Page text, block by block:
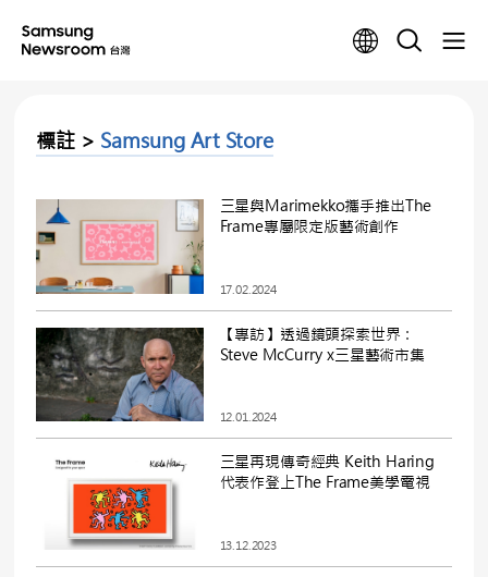
標註 > Samsung Art Store
三星與Marimekko攜手推出The
Frame專屬限定版藝術創作
17.02.2024
【專訪】透過鏡頭探索世界：
Steve McCurry x三星藝術市集
12.01.2024
三星再現傳奇經典 Keith Haring
代表作登上The Frame美學電視
13.12.2023